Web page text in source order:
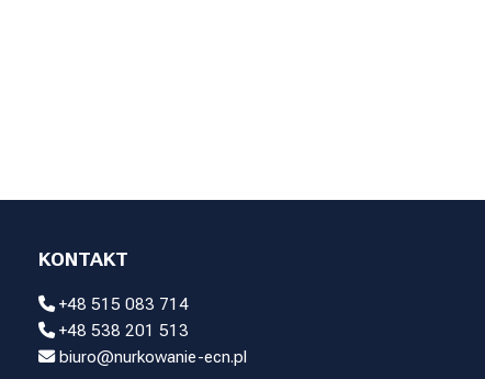
KONTAKT
+48 515 083 714
+48 538 201 513
biuro@nurkowanie-ecn.pl